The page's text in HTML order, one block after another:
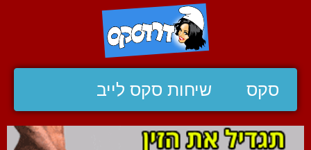
סקס שיחות סקס לייב